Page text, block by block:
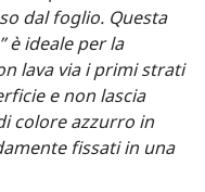
dal foglio. Questa
è ideale per la
lava via i primi strati
e non lascia
colore azzurro in
fissati in una